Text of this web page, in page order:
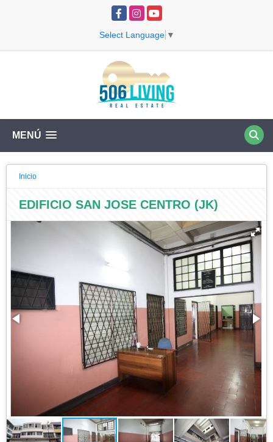
Facebook
InstagramYouTube
Select Language ▼
MENÚ
Inicio
EDIFICIO SAN JOSE CENTRO (JK)